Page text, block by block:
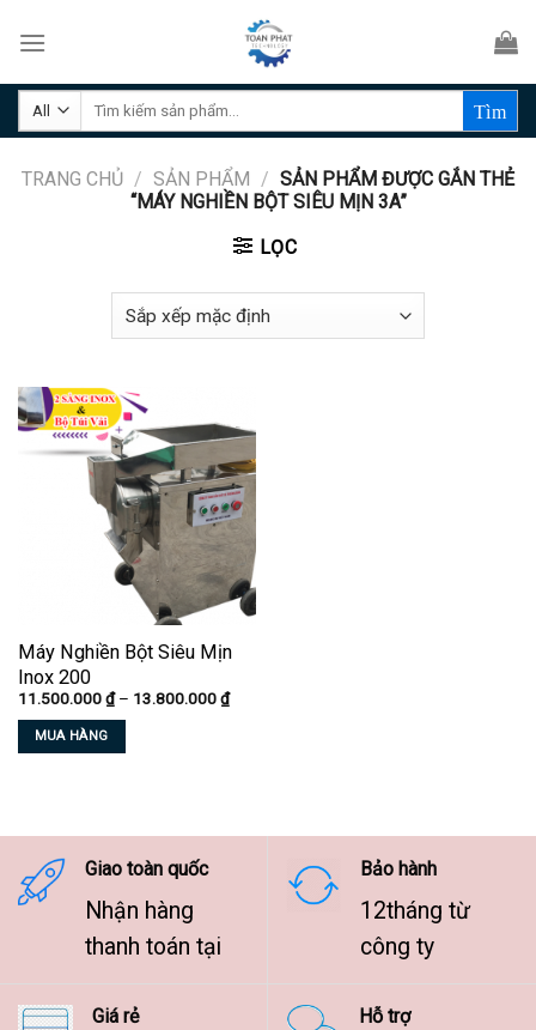
Tìm
TRANG CHỦ / SẢN PHẨM / SẢN PHẨM ĐƯỢC GẮN THẺ
“MÁY NGHIỀN BỘT SIÊU MỊN 3A”
LỌC
Máy Nghiền Bột Siêu Mịn
Inox 200
11.500.000₫ – 13.800.000₫Khoảng
giá:
MUA HÀNG
có
nhiều
biến
có
Giao toàn quốc
Nhận hàng
thanh toán tại
Bảo hành
12tháng từ
công ty
Giá rẻ Hỗ trợ